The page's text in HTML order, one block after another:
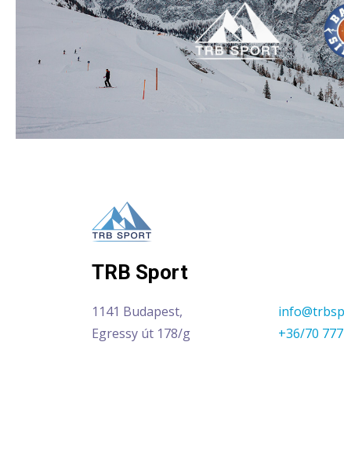
TRB Sport
1141 Budapest,
Egressy út 178/g
+36/70